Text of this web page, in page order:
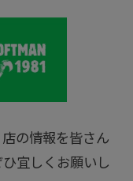
の情報を皆さん
宜しくお願いし